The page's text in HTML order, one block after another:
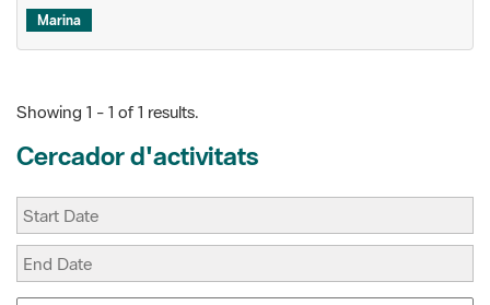
Cercador d'activitats